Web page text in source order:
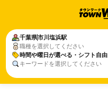
千葉県市川塩浜駅
職種を選択してください
時間や曜日が選べる・シフト自由
キーワードを選択してください
千葉県市川塩浜駅
時間や曜日が選べる・シフト自由